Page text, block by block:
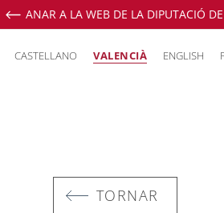
ANAR A LA WEB DE LA DIPUTACIÓ
CASTELLANO VALENCIÀ ENGLISH
TORNAR